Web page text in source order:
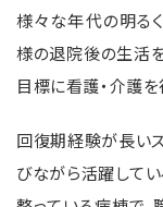
様々な年代の明る
様の退院後の生活
目標に看護・介護を
回復期経験が長い
びながら活躍して